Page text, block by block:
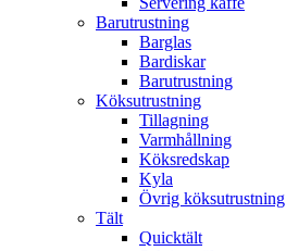
Barutrustning
Barglas
Bardiskar
Barutrustning
Köksutrustning
Tillagning
Varmhållning
Köksredskap
Kyla
Övrig köksutrustning
Tält
Quicktält